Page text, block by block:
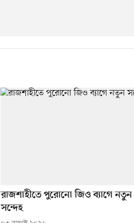
রাজশাহীতে পুরোনো জিও ব্যাগে নতুন
সন্দেহ